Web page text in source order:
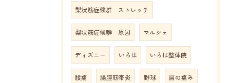
梨状筋症候群 ストレッチ
梨状筋症候群 原因 マルシェ
ディズニー いろは いろは整体院
腰痛 腸脛靭帯炎 野球 肩の痛み